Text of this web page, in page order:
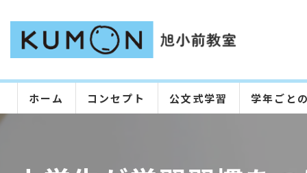
ホーム コンセプト 公文式学習 学年ごと